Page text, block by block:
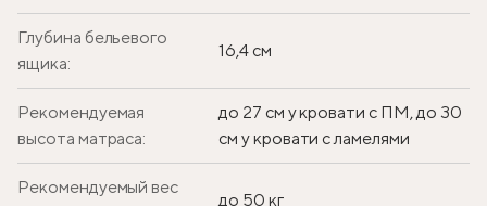
Глубина бельевого
ящика:
16,4 см
Рекомендуемая
высота матраса:
до 27 см у кровати с ПМ, до 30
см у кровати с ламелями
Рекомендуемый вес
до 50 кг